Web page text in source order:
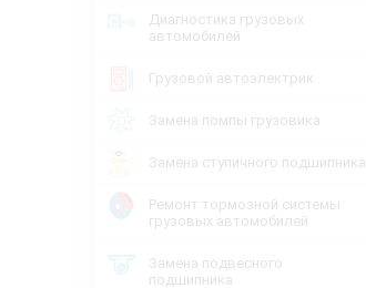
Диагностика грузовых
автомобилей
Грузовой автоэлектрик
Замена помпы грузовика
Замена ступичного подшипника
Ремонт тормозной системы
грузовых автомобилей
Замена подвесного
подшипника